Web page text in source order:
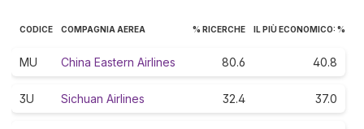
CODICE COMPAGNIA AEREA % RICERCHE IL PIÙ ECONOMICO: %
MU China Eastern Airlines 80.6 40.8
3U Sichuan Airlines 32.4 37.0